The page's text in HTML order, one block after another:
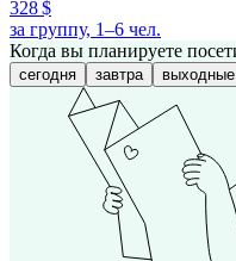
328 $
за группу, 1–6 чел.
Когда вы планируете
сегодня завтра выходные